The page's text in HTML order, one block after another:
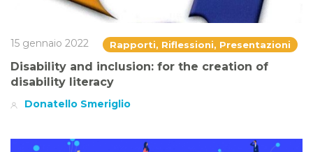
15 gennaio 2022 Rapporti, Riflessioni, Presentazioni
Disability and inclusion: for the creation of
disability literacy
Donatello Smeriglio